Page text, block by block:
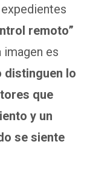
remoto”
imagen es
distinguen lo
que
y un
se siente